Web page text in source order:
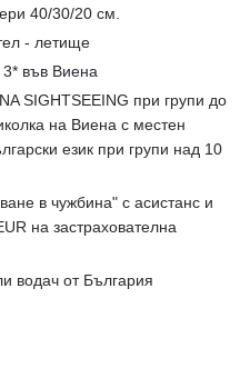
40/30/20 см.
- летище
3* във Виена
SIGHTSEEING при групи до
на Виена с местен
език при групи над 10
в чужбина" с асистанс и
на застрахователна
водач от България